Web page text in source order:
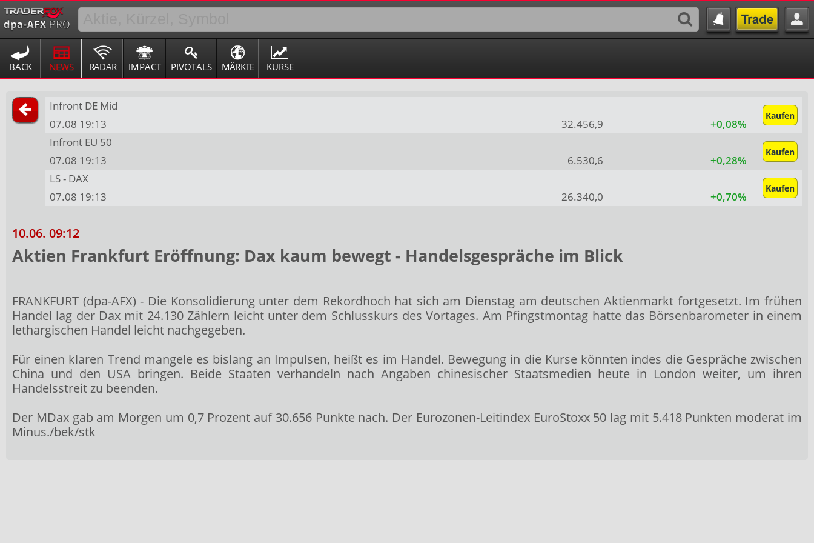
BACK NEWS RADAR IMPACT PIVOTALS MÄRKTE KURSE
Infront DE Mid
Kaufen
07.08 19:13 32.456,9
+0,08%
Infront EU 50
Kaufen
07.08 19:13 6.530,6
+0,28%
LS - DAX
Kaufen
07.08 19:13 26.340,0 +0,70%
10.06. 09:12
Aktien Frankfurt Eröffnung: Dax kaum bewegt - Handelsgespräche im Blick
FRANKFURT (dpa-AFX) - Die Konsolidierung unter dem Rekordhoch hat sich am Dienstag am deutschen Aktienmarkt fortgesetzt. Im frühen
Handel lag der Dax mit 24.130 Zählern leicht unter dem Schlusskurs des Vortages. Am Pfingstmontag hatte das Börsenbarometer in einem
lethargischen Handel leicht nachgegeben.
Für einen klaren Trend mangele es bislang an Impulsen, heißt es im Handel. Bewegung in die Kurse könnten indes die Gespräche zwischen
China und den USA bringen. Beide Staaten verhandeln nach Angaben chinesischer Staatsmedien heute in London weiter, um ihren
Handelsstreit zu beenden.
Der MDax gab am Morgen um 0,7 Prozent auf 30.656 Punkte nach. Der Eurozonen-Leitindex EuroStoxx 50 lag mit 5.418 Punkten moderat im
Minus./bek/stk